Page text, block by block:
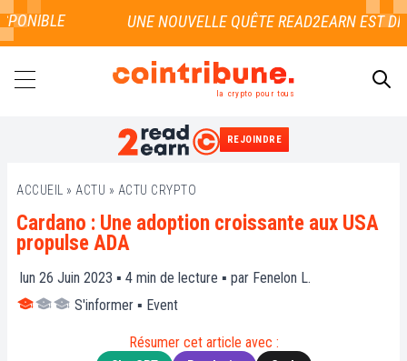
la crypto pour tous
REJOINDRE
ACCUEIL » ACTU » ACTU CRYPTO
Cardano : Une adoption croissante aux USA
propulse ADA
lun 26 Juin 2023 ▪ 4 min de lecture ▪ par Fenelon L.
S'informer ▪ Event
Résumer cet article avec :